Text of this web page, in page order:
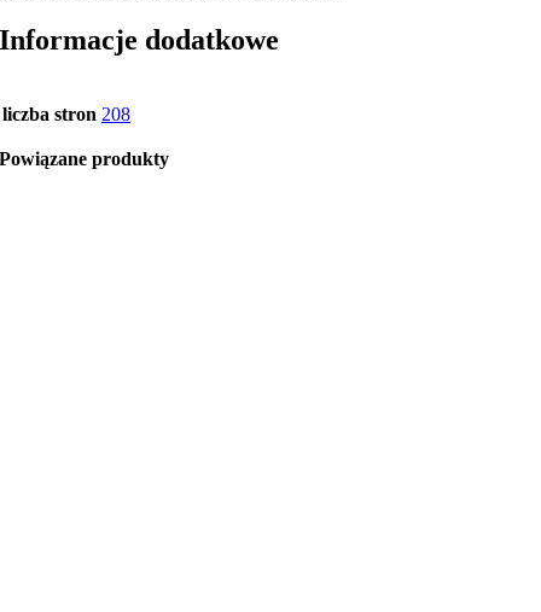
Informacje dodatkowe
liczba stron 208
Powiązane produkty